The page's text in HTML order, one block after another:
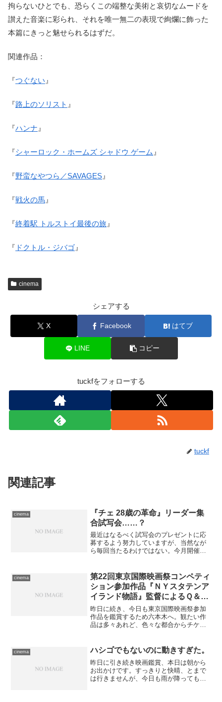
拘らないひとでも、恐らくこの端整な美術と哀切なムードを
讃えた音楽に彩られ、それを唯一無二の表現で絢爛に飾った
本篇にきっと魅せられるはずだ。
関連作品：
『つぐない 』
『路上のソリスト 』
『ハンナ 』
『シャーロック・ホームズ シャドウ ゲーム 』
『野蛮なやつら／SAVAGES 』
『戦火の馬 』
『終着駅 トルストイ最後の旅 』
『 ドクトル・ジバゴ 』
cinema
シェアする
X Facebook はてブ
LINE コピー
tuckfをフォローする
tuckf
関連記事
cinema
『チェ 28歳の革命』リーダー集
合試写会……？
最近はなるべく試写会のプレゼントに応
募するよう努力していますが、当然なが
ら毎回当たるわけではない。今月開催の
っていたら、きのう突然、メールで連絡
が来ました。今日開催の奴...
cinema
第22回東京国際映画祭コンペティ
ション参加作品『ＮＹスタテンア
イランド物語』監督によるＱ＆Ａ
つき上映。
昨日に続き、今日も東京国際映画祭参加
作品を鑑賞するため六本木へ。観たい作
品は多々あれど、色々な都合からチケッ
してか、ここではいちばん大きなスクリ
ーンを使っているとはいえ...
cinema ハシゴでもないのに動きすぎた。
昨日に引き続き映画鑑賞、本日は朝から
お出かけです。すっきりと快晴、とまで
は行きませんが、今日も雨が降っても長